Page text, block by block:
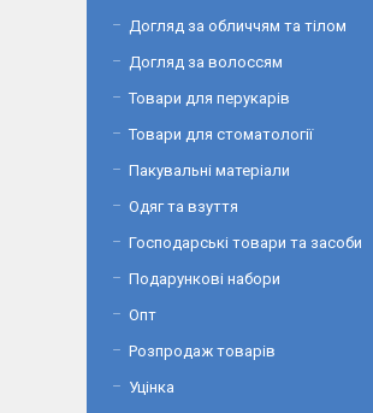
Догляд за обличчям та тілом
Догляд за волоссям
Товари для перукарів
Товари для стоматології
Пакувальні матеріали
Одяг та взуття
Господарські товари та засоби
Подарункові набори
Опт
Розпродаж товарів
Уцінка